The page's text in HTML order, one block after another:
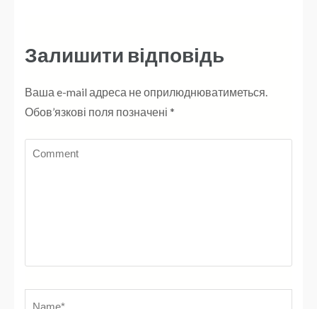
Залишити відповідь
Ваша e-mail адреса не оприлюднюватиметься.
Обов’язкові поля позначені *